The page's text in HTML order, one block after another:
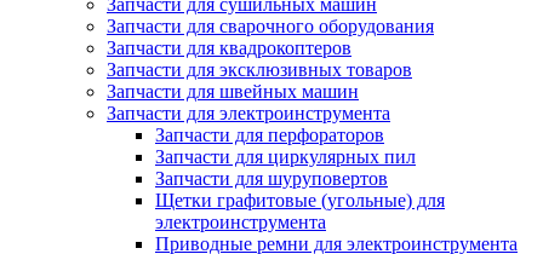
Запчасти для сушильных машин
Запчасти для сварочного оборудования
Запчасти для квадрокоптеров
Запчасти для эксклюзивных товаров
Запчасти для швейных машин
Запчасти для электроинструмента
Запчасти для перфораторов
Запчасти для циркулярных пил
Запчасти для шуруповертов
Щетки графитовые (угольные) для
электроинструмента
Приводные ремни для электроинструмента